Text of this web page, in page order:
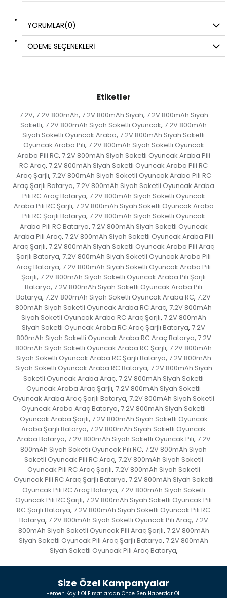
YORUMLAR(0)
ÖDEME SEÇENEKLERI
Etiketler
7.2V, 7.2V 800mAh, 7.2V 800mAh Siyah, 7.2V 800mAh Siyah
Soketli, 7.2V 800mAh Siyah Soketli Oyuncak, 7.2V 800mAh
Siyah Soketli Oyuncak Araba, 7.2V 800mAh Siyah Soketli
Oyuncak Araba Pili, 7.2V 800mAh Siyah Soketli Oyuncak
Araba Pili RC, 7.2V 800mAh Siyah Soketli Oyuncak Araba Pili
RC Araç, 7.2V 800mAh Siyah Soketli Oyuncak Araba Pili RC
Araç Şarjlı, 7.2V 800mAh Siyah Soketli Oyuncak Araba Pili RC
Araç Şarjlı Batarya, 7.2V 800mAh Siyah Soketli Oyuncak Araba
Pili RC Araç Batarya, 7.2V 800mAh Siyah Soketli Oyuncak
Araba Pili RC Şarjlı, 7.2V 800mAh Siyah Soketli Oyuncak Araba
Pili RC Şarjlı Batarya, 7.2V 800mAh Siyah Soketli Oyuncak
Araba Pili RC Batarya, 7.2V 800mAh Siyah Soketli Oyuncak
Araba Pili Araç, 7.2V 800mAh Siyah Soketli Oyuncak Araba Pili
Araç Şarjlı, 7.2V 800mAh Siyah Soketli Oyuncak Araba Pili Araç
Şarjlı Batarya, 7.2V 800mAh Siyah Soketli Oyuncak Araba Pili
Araç Batarya, 7.2V 800mAh Siyah Soketli Oyuncak Araba Pili
Şarjlı, 7.2V 800mAh Siyah Soketli Oyuncak Araba Pili Şarjlı
Batarya, 7.2V 800mAh Siyah Soketli Oyuncak Araba Pili
Batarya, 7.2V 800mAh Siyah Soketli Oyuncak Araba RC, 7.2V
800mAh Siyah Soketli Oyuncak Araba RC Araç, 7.2V 800mAh
Siyah Soketli Oyuncak Araba RC Araç Şarjlı, 7.2V 800mAh
Siyah Soketli Oyuncak Araba RC Araç Şarjlı Batarya, 7.2V
800mAh Siyah Soketli Oyuncak Araba RC Araç Batarya, 7.2V
800mAh Siyah Soketli Oyuncak Araba RC Şarjlı, 7.2V 800mAh
Siyah Soketli Oyuncak Araba RC Şarjlı Batarya, 7.2V 800mAh
Siyah Soketli Oyuncak Araba RC Batarya, 7.2V 800mAh Siyah
Soketli Oyuncak Araba Araç, 7.2V 800mAh Siyah Soketli
Oyuncak Araba Araç Şarjlı, 7.2V 800mAh Siyah Soketli
Oyuncak Araba Araç Şarjlı Batarya, 7.2V 800mAh Siyah Soketli
Oyuncak Araba Araç Batarya, 7.2V 800mAh Siyah Soketli
Oyuncak Araba Şarjlı, 7.2V 800mAh Siyah Soketli Oyuncak
Araba Şarjlı Batarya, 7.2V 800mAh Siyah Soketli Oyuncak
Araba Batarya, 7.2V 800mAh Siyah Soketli Oyuncak Pili, 7.2V
800mAh Siyah Soketli Oyuncak Pili RC, 7.2V 800mAh Siyah
Soketli Oyuncak Pili RC Araç, 7.2V 800mAh Siyah Soketli
Oyuncak Pili RC Araç Şarjlı, 7.2V 800mAh Siyah Soketli
Oyuncak Pili RC Araç Şarjlı Batarya, 7.2V 800mAh Siyah Soketli
Oyuncak Pili RC Araç Batarya, 7.2V 800mAh Siyah Soketli
Oyuncak Pili RC Şarjlı, 7.2V 800mAh Siyah Soketli Oyuncak Pili
RC Şarjlı Batarya, 7.2V 800mAh Siyah Soketli Oyuncak Pili RC
Batarya, 7.2V 800mAh Siyah Soketli Oyuncak Pili Araç, 7.2V
800mAh Siyah Soketli Oyuncak Pili Araç Şarjlı, 7.2V 800mAh
Siyah Soketli Oyuncak Pili Araç Şarjlı Batarya, 7.2V 800mAh
Siyah Soketli Oyuncak Pili Araç Batarya,
Size Özel Kampanyalar
Hemen Kayıt Ol Fırsatlardan Önce Sen Haberdar Ol!